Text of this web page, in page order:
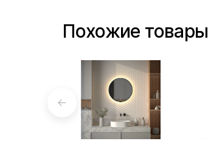
Похожие товары